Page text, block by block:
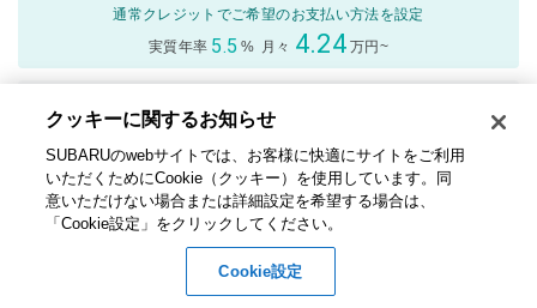
通常クレジットでご希望のお支払い方法を設定
実質年率 5.5 % 月々 4.24 万円~
排気量
1800cc 修復歴
車検
車検整備付 保証付：24ヶ月・走行無制限
総合評価
4 点
内装
3点中
2.5点
の評価
外装
クッキーに関するお知らせ​
SUBARUのwebサイトでは、お客様に快適にサイトをご利用
いただくためにCookie（クッキー）を使用しています。​ 同
意いただけない場合または詳細設定を希望する場合は、
「Cookie設定」をクリックしてください。​
Cookie設定